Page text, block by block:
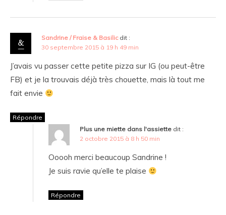
Sandrine / Fraise & Basilic dit :
30 septembre 2015 à 19 h 49 min
J’avais vu passer cette petite pizza sur IG (ou peut-être
FB) et je la trouvais déjà très chouette, mais là tout me
fait envie
Répondre
Plus une miette dans l'assiette dit :
2 octobre 2015 à 8 h 50 min
Ooooh merci beaucoup Sandrine !
Je suis ravie qu’elle te plaise
Répondre